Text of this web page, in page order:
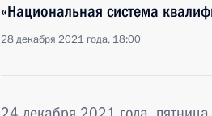
«Национальная система
28 декабря 2021 года, 18:00